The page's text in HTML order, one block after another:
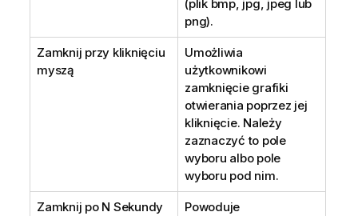
(plik bmp, jpg, jpeg lub
png).
Zamknij przy kliknięciu
myszą
Umożliwia
użytkownikowi
zamknięcie grafiki
otwierania poprzez jej
kliknięcie. Należy
zaznaczyć to pole
wyboru albo pole
wyboru pod nim.
Zamknij po N Sekundy
Powoduje